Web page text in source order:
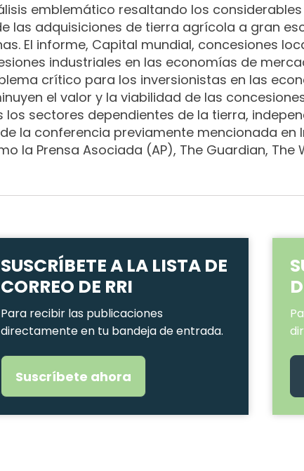
emblemático resaltando los
las adquisiciones de tierra agrícola a gran
El informe, Capital mundial, concesiones
industriales en las economías de
crítico para los inversionistas en las
el valor y la viabilidad de las
sectores dependientes de la tierra,
la conferencia previamente mencionada en
la Prensa Asociada (AP), The Guardian, The
SUSCRÍBETE A LA LISTA DE
CORREO DE RRI
Para recibir las publicaciones
directamente en tu bandeja de entrada.
Suscríbete ahora